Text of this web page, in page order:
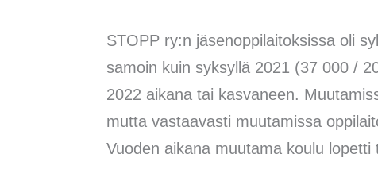
STOPP ry:n jäsenoppilaitoksissa oli
samoin kuin syksyllä 2021 (37 000 /
2022 aikana tai kasvaneen.
mutta vastaavasti muutamissa
Vuoden aikana muutama koulu lopetti